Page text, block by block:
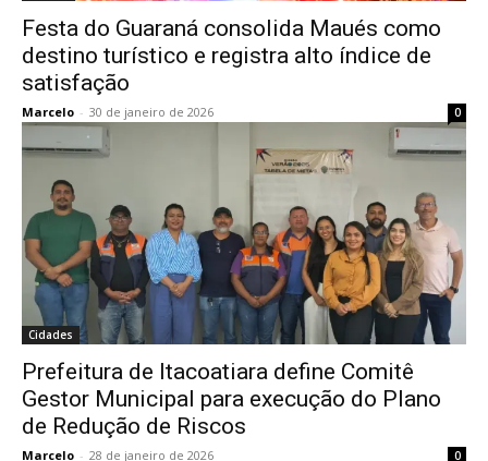
Festa do Guaraná consolida Maués como
destino turístico e registra alto índice de
satisfação
Marcelo - 30 de janeiro de 2026 0
Cidades
Prefeitura de Itacoatiara define Comitê
Gestor Municipal para execução do Plano
de Redução de Riscos
Marcelo - 28 de janeiro de 2026 0